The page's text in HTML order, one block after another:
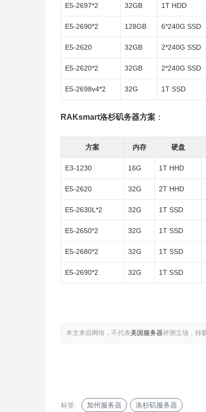
E5-2697*2 32GB 1T HDD
E5-2690*2 128GB 6*240G SSD
E5-2620 32GB 2*240G SSD
E5-2620*2 32GB 2*240G SSD
E5-2698v4*2 32G 1T SSD
RAKsmart洛杉矶务器方案 ：
方案 内存 硬盘
E3-1230 16G 1T HHD
E5-2620 32G 2T HHD
E5-2630L*2 32G 1T SSD
E5-2650*2 32G 1T SSD
E5-2680*2 32G 1T SSD
E5-2690*2 32G 1T SSD
本文来自网络，不代表美国服务器评测立场，转
标签: 加州服务器 洛杉矶服务器